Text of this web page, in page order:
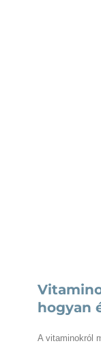
hogyan
A vitaminokról